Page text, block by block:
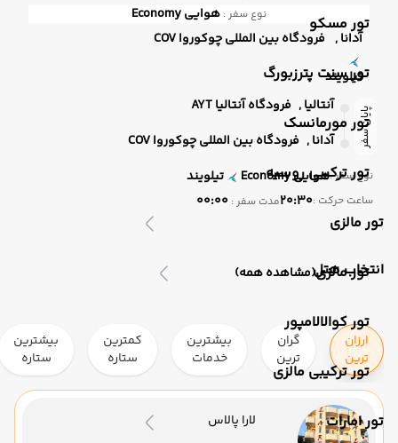
تور مسکو
تور سنت پترزبورگ
تور مورمانسک
تور ترکیبی روسیه
تور مالزی
تور مالزی(مشاهده همه)
تور کوالالامپور
تور ترکیبی مالزی
تور امارات
نوع سفر : هوایی
آدانا , فرودگاه بین المللی چوکوروا COV
تیلویند
پایان سفر آنتالیا , فرودگاه آنتالیا AYT
آدانا , فرودگاه بین المللی چوکوروا COV
نوع سفر :هواییEconomy تیلویند
ساعت حرکت :20:30مدت سفر : 00:00
انتخاب هتل
ارزان
ترین
گران
ترین
بیشترین
خدمات
کمترین
ستاره
بیشترین
ستاره
لارا پالاس